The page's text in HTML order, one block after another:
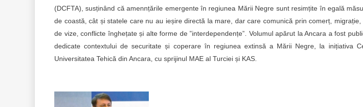
(DCFTA), susținând că amennțările emergente în regiunea Mării Negre sunt resimțite în egală
de coastă, cât și statele care nu au ieșire directă la mare, dar care comunică prin comerț,
de vize, conflicte înghețate și alte forme de ”interdependențe”. Volumul apărut la Ancara a fost
dedicate contextului de securitate și coperare în regiunea extinsă a Mării Negre, la inițiativa
Universitatea Tehică din Ancara, cu sprijinul MAE al Turciei și KAS.